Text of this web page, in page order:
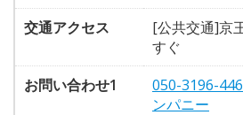
交通アクセス
[公共交通]京
すぐ
お問い合わせ1
050-3196-
ンパニー